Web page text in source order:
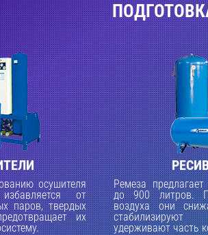
осушителя
от
паров, твердых
их
Ремеза
до 900 литров.
воздуха они
удерживают часть